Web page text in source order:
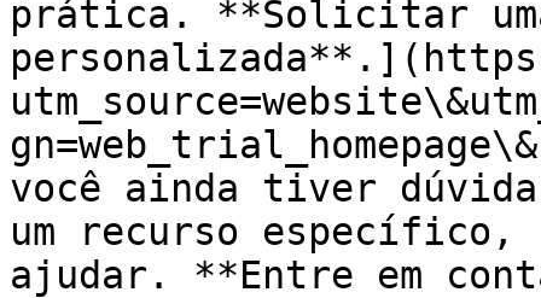
prática. **Solicitar uma
você ainda tiver
um recurso específico,
ajudar. **Entre em